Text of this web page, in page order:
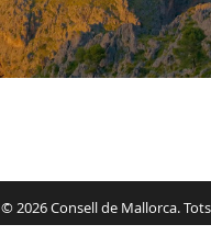
© 2026 Consell de Mallorca.